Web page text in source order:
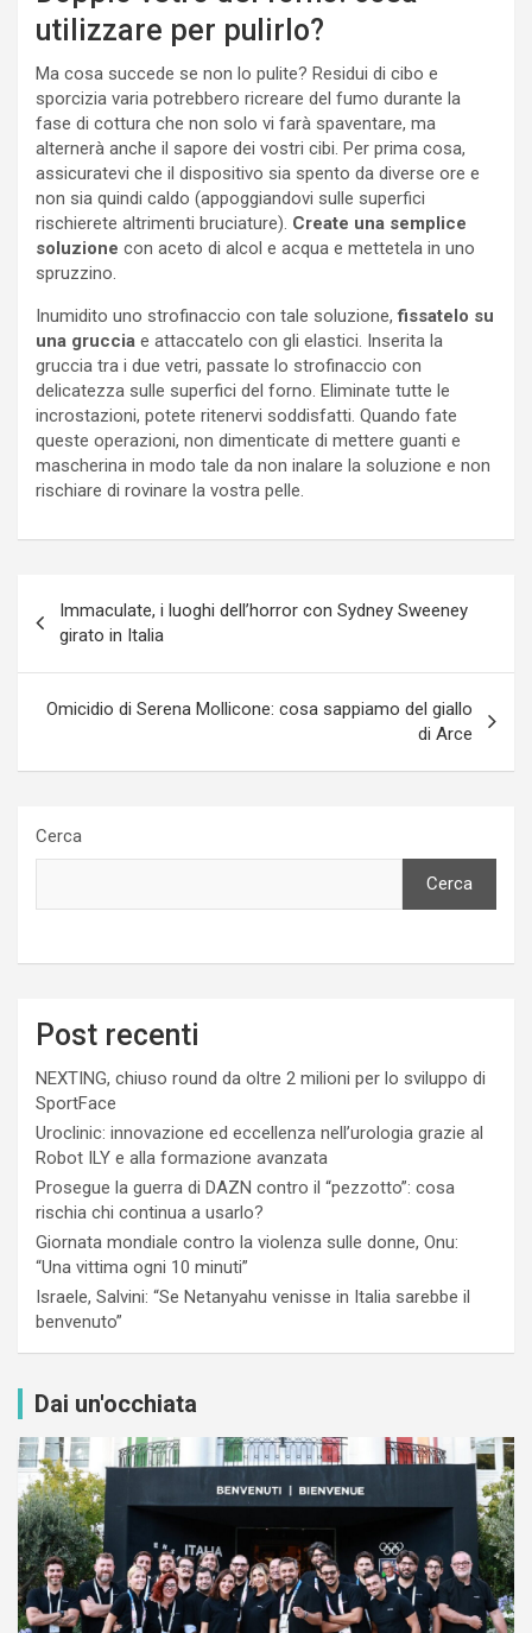
utilizzare per pulirlo?
Ma cosa succede se non lo pulite? Residui di cibo e
sporcizia varia potrebbero ricreare del fumo durante la
fase di cottura che non solo vi farà spaventare, ma
alternerà anche il sapore dei vostri cibi. Per prima cosa,
assicuratevi che il dispositivo sia spento da diverse ore e
non sia quindi caldo (appoggiandovi sulle superfici
rischierete altrimenti bruciature). Create una semplice
soluzione con aceto di alcol e acqua e mettetela in uno
spruzzino.
Inumidito uno strofinaccio con tale soluzione,fissatelo su
una gruccia e attaccatelo con gli elastici. Inserita la
gruccia tra i due vetri, passate lo strofinaccio con
delicatezza sulle superfici del forno. Eliminate tutte le
incrostazioni, potete ritenervi soddisfatti. Quando fate
queste operazioni, non dimenticate di mettere guanti e
mascherina in modo tale da non inalare la soluzione e non
rischiare di rovinare la vostra pelle.
articoli
Immaculate, i luoghi dell’horror con Sydney Sweeney
girato in Italia
Omicidio di Serena Mollicone: cosa sappiamo del giallo
di Arce
Cerca
Cerca
Post recenti
NEXTING, chiuso round da oltre 2 milioni per lo sviluppo di
SportFace
Uroclinic: innovazione ed eccellenza nell’urologia grazie al
Robot ILY e alla formazione avanzata
Prosegue la guerra di DAZN contro il “pezzotto”: cosa
rischia chi continua a usarlo?
Giornata mondiale contro la violenza sulle donne, Onu:
“Una vittima ogni 10 minuti”
Israele, Salvini: “Se Netanyahu venisse in Italia sarebbe il
benvenuto”
Dai un'occhiata